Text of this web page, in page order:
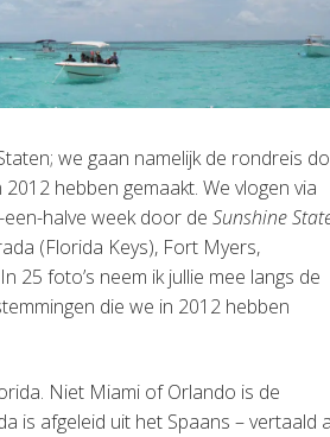
we gaan namelijk de rondreis
hebben gemaakt. We vlogen via
halve week door de Sunshine
(Florida Keys), Fort Myers,
25 foto’s neem ik jullie mee langs de
die we in 2012 hebben
Niet Miami of Orlando is de
is afgeleid uit het Spaans – vertaald